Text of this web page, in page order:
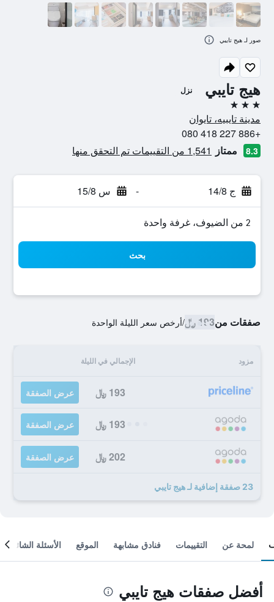
هيج تايبي نزل
3 نجوم
مدينة تايبيه، تايوان
+886 227 418 080
8.3 ممتاز 1,541 من التقييمات تم التحقق منها
ج 14/8 - س 15/8
2 من الضيوف، غرفة واحدة
بحث
صفقات من193 ﷼ /أرخص سعر الليلة الواحدة
مزود الإجمالي في الليلة
193 ﷼ عرض الصفقة
193 ﷼ عرض الصفقة
202 ﷼ عرض الصفقة
23 صفقة إضافية لـ هيج تايبي
صور لـ هيج تايبي
لمحة عن التقييمات فنادق مشابهة الموقع الأسئلة الشائعة
أفضل صفقات هيج تايبي